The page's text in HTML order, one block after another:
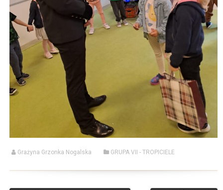
Grażyna Grzonka Nogalska GRUPA VII - TROPICIELE